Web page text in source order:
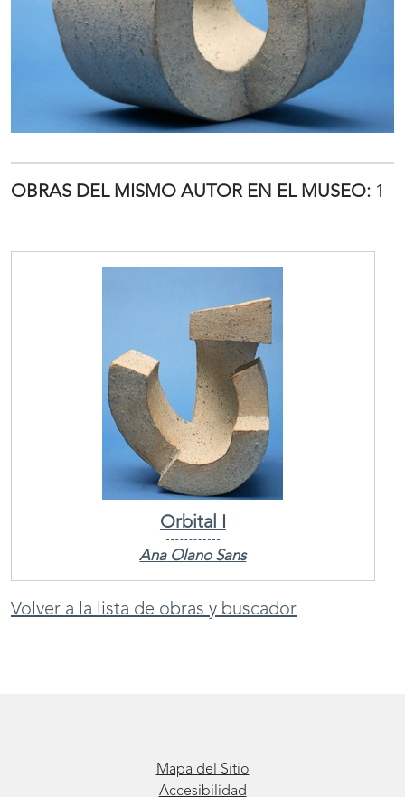
OBRAS DEL MISMO AUTOR EN EL MUSEO: 1
Orbital I
Ana Olano Sans
Volver a la lista de obras y buscador
Mapa del Sitio
Accesibilidad